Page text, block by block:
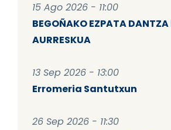
15 Ago 2026 - 11:00
BEGOÑAKO EZPATA DANTZA
AURRESKUA
13 Sep 2026 - 13:00
Erromeria Santutxun
26 Sep 2026 - 11:30